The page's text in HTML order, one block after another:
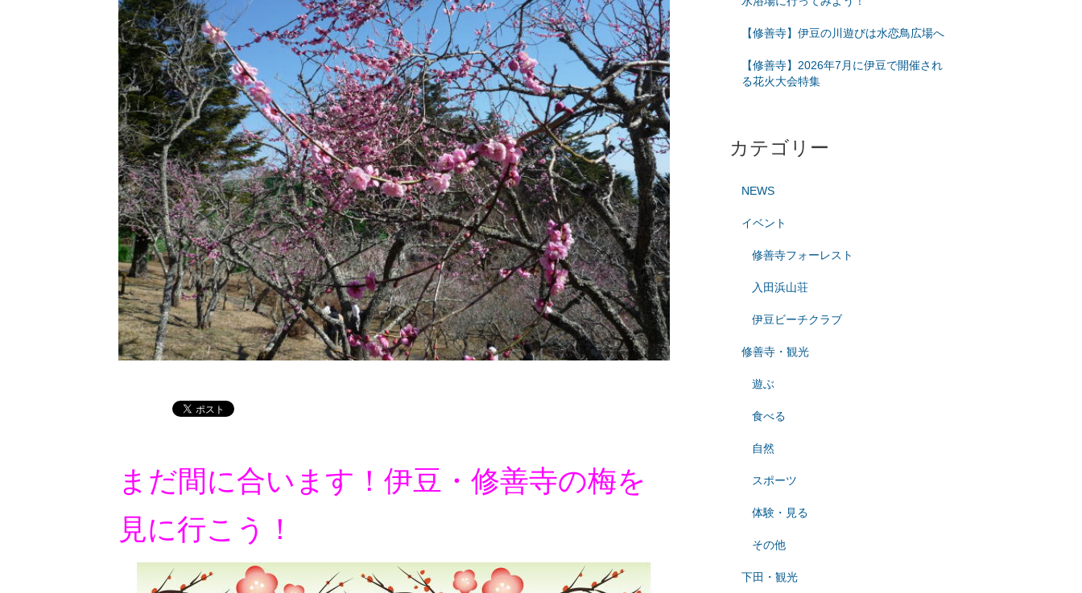
まだ間に合います！伊豆・修善寺の梅を
見に行こう！
【修善寺】伊豆の川遊びは水恋鳥広場へ
【修善寺】2026年7月に伊豆で開催され
る花火大会特集
カテゴリー
NEWS
イベント
修善寺フォーレスト
入田浜山荘
伊豆ビーチクラブ
修善寺・観光
遊ぶ
食べる
自然
スポーツ
体験・見る
その他
下田・観光